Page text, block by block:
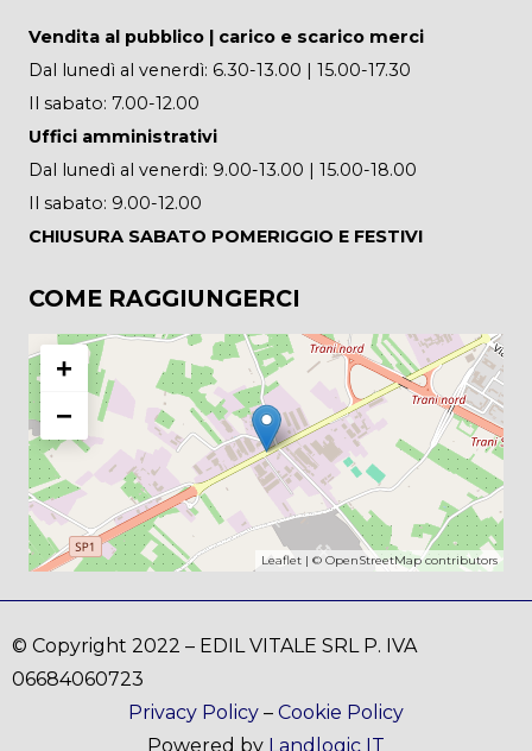
Vendita al pubblico | carico e scarico merci
Dal lunedì al venerdì: 6.30-13.00 | 15.00-17.30
Il sabato: 7.00-12.00
Uffici amministrativi
Dal lunedì al venerdì: 9.00-13.00 | 15.00-18.00
Il sabato: 9.00-12.00
CHIUSURA SABATO POMERIGGIO E FESTIVI
COME RAGGIUNGERCI
+
−
Leaflet | © OpenStreetMapcontributors
© Copyright 2022 – EDIL VITALE SRL P. IVA
06684060723
Privacy Policy – Cookie Policy
Powered by Landlogic IT